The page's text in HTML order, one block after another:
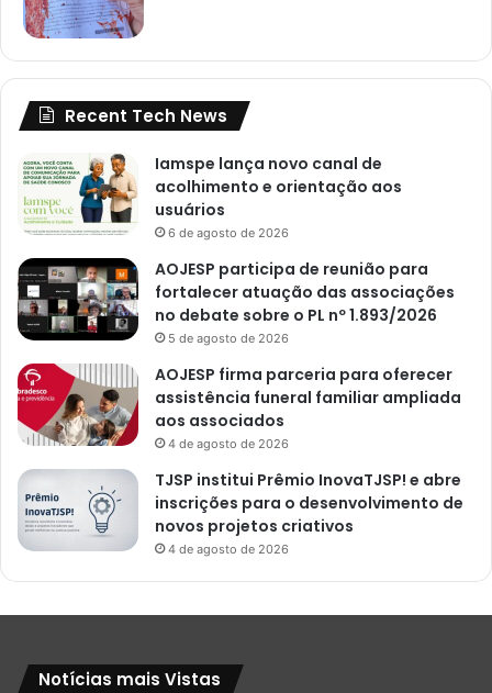
Recent Tech News
Iamspe lança novo canal de
acolhimento e orientação aos
usuários
6 de agosto de 2026
AOJESP participa de reunião para
fortalecer atuação das associações
no debate sobre o PL nº 1.893/2026
5 de agosto de 2026
AOJESP firma parceria para oferecer
assistência funeral familiar ampliada
aos associados
4 de agosto de 2026
TJSP institui Prêmio InovaTJSP! e abre
inscrições para o desenvolvimento de
novos projetos criativos
4 de agosto de 2026
Notícias mais Vistas